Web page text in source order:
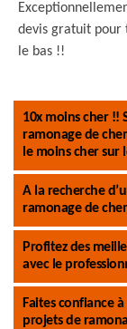
devis gratuit pour
le bas !!
10x moins cher !!
ramonage de
le moins cher sur
A la recherche
ramonage de
Profitez des
avec le
Faites confiance
projets de